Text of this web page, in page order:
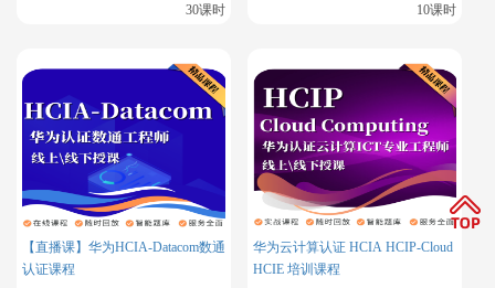
30课时 10课时
【直播课】华为HCIA-Datacom数通
认证课程
华为云计算认证 HCIA HCIP-Cloud
HCIE 培训课程